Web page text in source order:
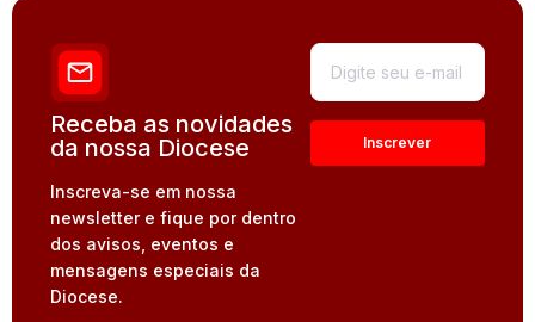
Receba as novidades
da nossa Diocese
Inscreva-se em nossa
newsletter e fique por dentro
dos avisos, eventos e
mensagens especiais da
Diocese.